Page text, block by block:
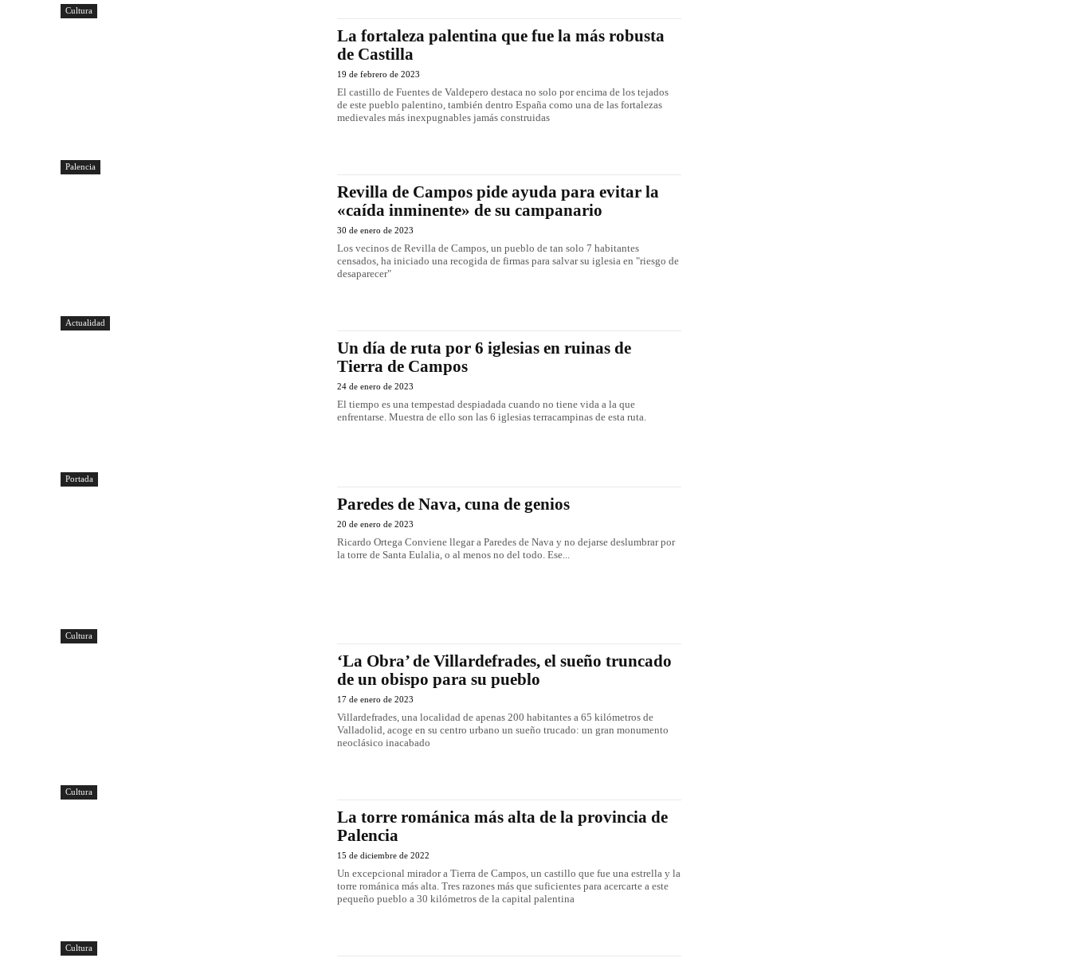
Cultura
Palencia
La fortaleza palentina que fue la más robusta
de Castilla
19 de febrero de 2023
El castillo de Fuentes de Valdepero destaca no solo por encima de los tejados
de este pueblo palentino, también dentro España como una de las fortalezas
medievales más inexpugnables jamás construidas
Actualidad
Revilla de Campos pide ayuda para evitar la
«caída inminente» de su campanario
30 de enero de 2023
Los vecinos de Revilla de Campos, un pueblo de tan solo 7 habitantes
censados, ha iniciado una recogida de firmas para salvar su iglesia en "riesgo de
desaparecer"
Portada
Un día de ruta por 6 iglesias en ruinas de
Tierra de Campos
24 de enero de 2023
El tiempo es una tempestad despiadada cuando no tiene vida a la que
enfrentarse. Muestra de ello son las 6 iglesias terracampinas de esta ruta.
Cultura
Paredes de Nava, cuna de genios
20 de enero de 2023
Ricardo Ortega Conviene llegar a Paredes de Nava y no dejarse deslumbrar por
la torre de Santa Eulalia, o al menos no del todo. Ese...
Cultura
‘La Obra’ de Villardefrades, el sueño truncado
de un obispo para su pueblo
17 de enero de 2023
Villardefrades, una localidad de apenas 200 habitantes a 65 kilómetros de
Valladolid, acoge en su centro urbano un sueño trucado: un gran monumento
neoclásico inacabado
Cultura
La torre románica más alta de la provincia de
Palencia
15 de diciembre de 2022
Un excepcional mirador a Tierra de Campos, un castillo que fue una estrella y la
torre románica más alta. Tres razones más que suficientes para acercarte a este
pequeño pueblo a 30 kilómetros de la capital palentina